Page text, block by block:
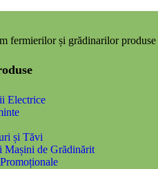
fermierilor și grădinarilor
Electrice
și Tăvi
Mașini de Grădinărit